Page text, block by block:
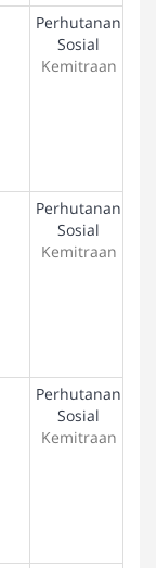
Perhutanan
Sosial
Kemitraan
Perhutanan
Sosial
Kemitraan
Perhutanan
Sosial
Kemitraan